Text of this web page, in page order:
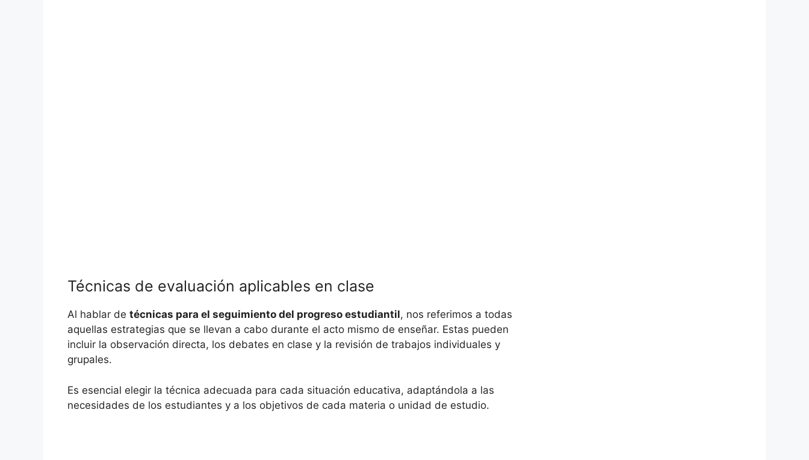
Técnicas de evaluación aplicables en clase
Al hablar de técnicas para el seguimiento del progreso estudiantil, nos referimos a todas
aquellas estrategias que se llevan a cabo durante el acto mismo de enseñar. Estas pueden
incluir la observación directa, los debates en clase y la revisión de trabajos individuales y
grupales.
Es esencial elegir la técnica adecuada para cada situación educativa, adaptándola a las
necesidades de los estudiantes y a los objetivos de cada materia o unidad de estudio.